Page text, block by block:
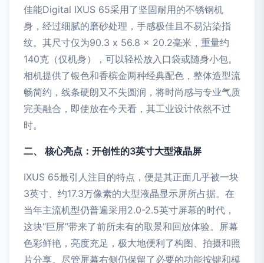
佳能Digital IXUS 65采用了坚固耐用的不锈钢机
身，经过细腻的磨砂处理，手感极佳且不易沾染指
纹。其尺寸仅为90.3 x 56.8 x 20.2毫米，重量约
140克（仅机身），可以轻松放入口袋或随身小包。
相机提供了银色和香槟金两种经典配色，整体造型流
畅简约，线条硬朗又不失圆润，将时尚感与专业气质
完美融合，即使放在今天看，其工业设计依然不过
时。
二、 核心亮点：开创性的3英寸大型液晶屏
IXUS 65最引人注目的特点，便是其正面几乎被一块
3英寸、约17.3万像素的大型液晶显示屏所占据。在
当年主流机型仍普遍采用2.0-2.5英寸屏幕的时代，
这块“巨屏”带来了前所未有的取景和回放体验。屏幕
色彩鲜艳，亮度充足，极大地便利了构图、拍摄和照
片分享。尽管屏幕右侧仍保留了必要的功能按键和模